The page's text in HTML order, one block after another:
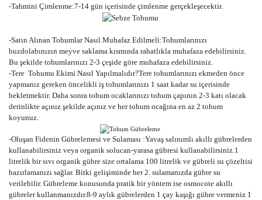
-Tahmini Çimlenme:7-14 gün içerisinde çimlenme gerçekleşecektir.
-Satın Alınan Tohumlar Nasıl Muhafaz Edilmeli:Tohumlarınızı
buzdolabınızın meyve saklama kısmında rahatlıkla muhafaza edebilirsiniz.
Bu şekilde tohumlarınızı 2-3 çeşide göre muhafaza edebilirsiniz.
-Tere Tohumu Ekimi Nasıl Yapılmalıdır?Tere tohumlarınızı ekmeden önce
yapmanız gereken öncelikli iş tohumlarınızı 1 saat kadar su içerisinde
bekletmektir. Daha sonra tohum ocaklarınızı tohum çapının 2-3 katı olacak
derinlikte açınız şekilde açınız ve her tohum ocağına en az 2 tohum
koyunuz.
-Oluşan Fidenin Gübrelemesi ve Sulaması :Yavaş salınımlı akıllı gübrelerden
kullanabilirsiniz veya organik solucan-yarasa gübresi kullanabilirsiniz.1
litrelik bir sıvı organik gübre size ortalama 100 litrelik ve gübreli su çözeltisi
hazırlamanızı sağlar. Bitki gelişiminde her 2. sulamanızda gübre su
verilebilir. Gübreleme konusunda pratik bir yöntem ise osmocote akıllı
gübreler kullanmanızdır.8-9 aylık gübrelerden 1 çay kaşığı gübre vermeniz 1